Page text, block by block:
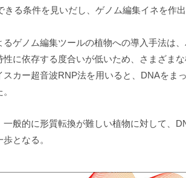
きる条件を見いだし、ゲノム編集イネを作出
ゲノム編集ツールの植物への導入手法は
性に依存する度合いが低いため、さまざま
スカー超音波RNP法を用いると、DNAをま
般的に形質転換が難しい植物に対して、
となる。